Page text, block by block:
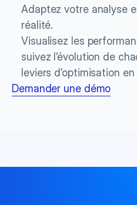
Adaptez votre analyse
réalité.
Visualisez les
suivez l’évolution de
leviers d’optimisation
Demander une démo